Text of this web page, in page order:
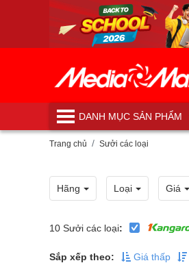
DANH MỤCSẢN PHẨM
Trang chủ Sưởi các loại
Hãng Loại Giá
10 Sưởi các loại:
Sắp xếp theo: Giá thấp